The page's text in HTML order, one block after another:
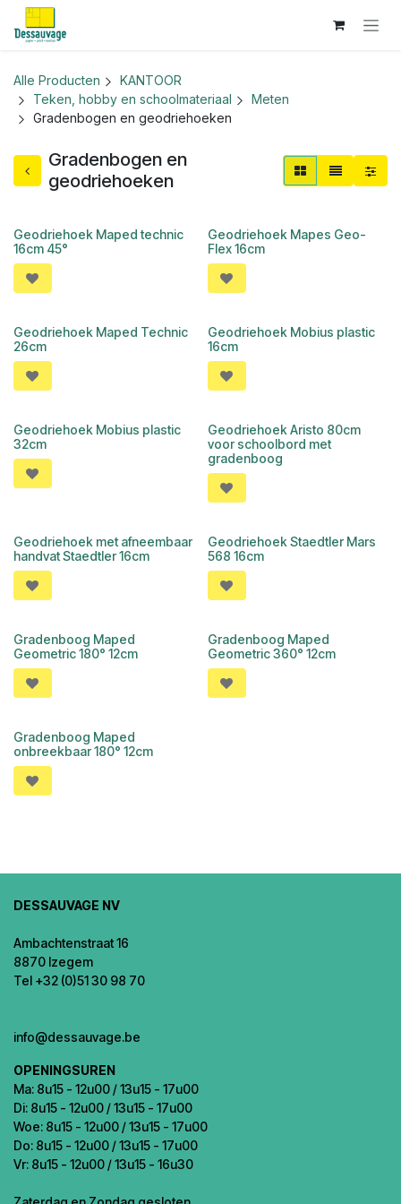
Overslaan naar inhoud
Alle Producten
KANTOOR
Teken, hobby en schoolmateriaal
Meten
Gradenbogen en geodriehoeken
Gradenbogen en
geodriehoeken
Geodriehoek Maped technic
16cm 45°
Geodriehoek Mapes Geo-
Flex 16cm
Geodriehoek Maped Technic
26cm
Geodriehoek Mobius plastic
16cm
Geodriehoek Mobius plastic
32cm
Geodriehoek Aristo 80cm
voor schoolbord met
gradenboog
Geodriehoek met afneembaar
handvat Staedtler 16cm
Geodriehoek Staedtler Mars
568 16cm
Gradenboog Maped
Geometric 180° 12cm
Gradenboog Maped
Geometric 360° 12cm
Gradenboog Maped
onbreekbaar 180° 12cm
DESSAUVAGE NV
Ambachtenstraat 16
8870 Izegem
Tel +32 (0)51 30 98 70
info@dessauvage.be
OPENINGSUREN
Ma: 8u15 - 12u00 / 13u15 - 17u00
Di: 8u15 - 12u00 / 13u15 - 17u00
Woe: 8u15 - 12u00 / 13u15 - 17u00
Do: 8u15 - 12u00 / 13u15 - 17u00
Vr: 8u15 - 12u00 / 13u15 - 16u30